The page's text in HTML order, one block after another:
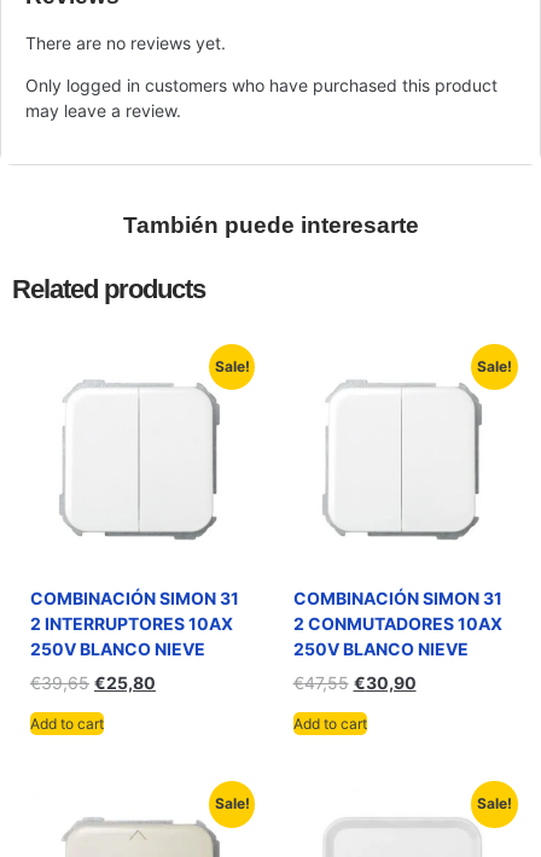
There are no reviews yet.
Only logged in customers who have purchased this product
may leave a review.
También puede interesarte
Related products
Sale!
COMBINACIÓN SIMON 31
2 INTERRUPTORES 10AX
250V BLANCO NIEVE
€39,65 €25,80
Add to cart
Sale!
COMBINACIÓN SIMON 31
2 CONMUTADORES 10AX
250V BLANCO NIEVE
€47,55 €30,90
Add to cart
Sale! Sale!